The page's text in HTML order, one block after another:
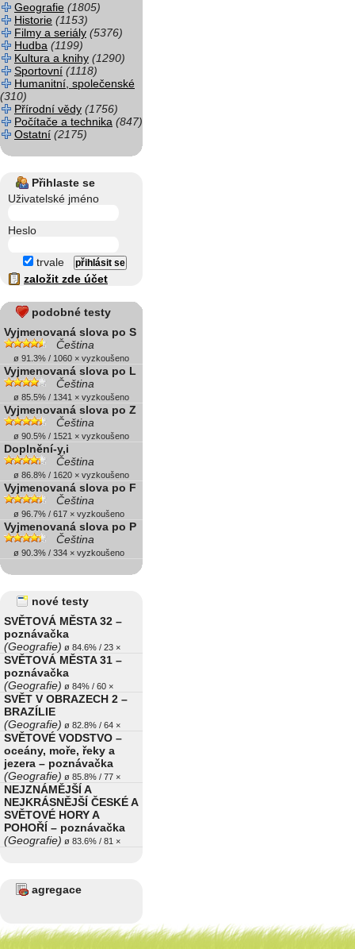
Geografie (1805)
Historie (1153)
Filmy a seriály (5376)
Hudba (1199)
Kultura a knihy (1290)
Sportovní (1118)
Humanitní, společenské
(310)
Přírodní vědy (1756)
Počítače a technika (847)
Ostatní (2175)
Přihlaste se
Uživatelské jméno
Heslo
trvale
založit zde účet
podobné testy
Vyjmenovaná slova po S
Čeština
ø 91.3% / 1060 × vyzkoušeno
Vyjmenovaná slova po L
Čeština
ø 85.5% / 1341 × vyzkoušeno
Vyjmenovaná slova po Z
Čeština
ø 90.5% / 1521 × vyzkoušeno
Doplnění-y,i
Čeština
ø 86.8% / 1620 × vyzkoušeno
Vyjmenovaná slova po F
Čeština
ø 96.7% / 617 × vyzkoušeno
Vyjmenovaná slova po P
Čeština
ø 90.3% / 334 × vyzkoušeno
nové testy
SVĚTOVÁ MĚSTA 32 –
poznávačka
(Geografie) ø 84.6% / 23 ×
SVĚTOVÁ MĚSTA 31 –
poznávačka
(Geografie) ø 84% / 60 ×
SVĚT V OBRAZECH 2 –
BRAZÍLIE
(Geografie) ø 82.8% / 64 ×
SVĚTOVÉ VODSTVO –
oceány, moře, řeky a
jezera – poznávačka
(Geografie) ø 85.8% / 77 ×
NEJZNÁMĚJŠÍ A
NEJKRÁSNĚJŠÍ ČESKÉ A
SVĚTOVÉ HORY A
POHOŘÍ – poznávačka
(Geografie) ø 83.6% / 81 ×
agregace